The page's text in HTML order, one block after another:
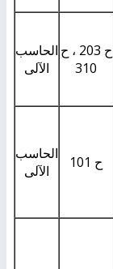
ح 203 ، ح
310
الحاسب
الآلى
ح 101
الحاسب
الآلى